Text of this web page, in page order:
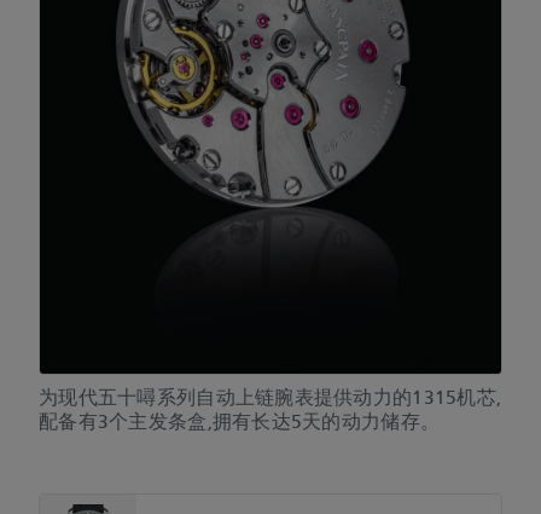
为现代五十噚系列自动上链腕表提供动力的1315机芯,
配备有3个主发条盒,拥有长达5天的动力储存。